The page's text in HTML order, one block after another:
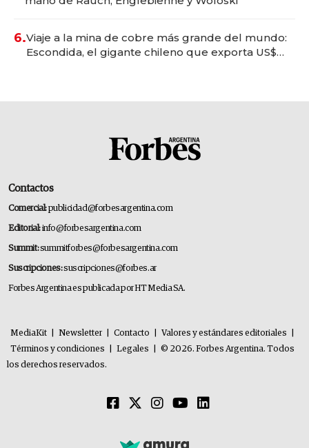
6.Viaje a la mina de cobre más grande del mundo:
Escondida, el gigante chileno que exporta US$
Contactos
Comercial:publicidad@forbesargentina.com
Editorial:info@forbesargentina.com
Summit:summitforbes@forbesargentina.com
Suscripciones:suscripciones@forbes.ar
Forbes Argentina es publicada por HT Media SA.
MediaKit Newsletter Contacto Valores y estándares editoriales
Términos y condiciones
Legales
© 2026. Forbes Argentina. Todos
los derechos reservados.